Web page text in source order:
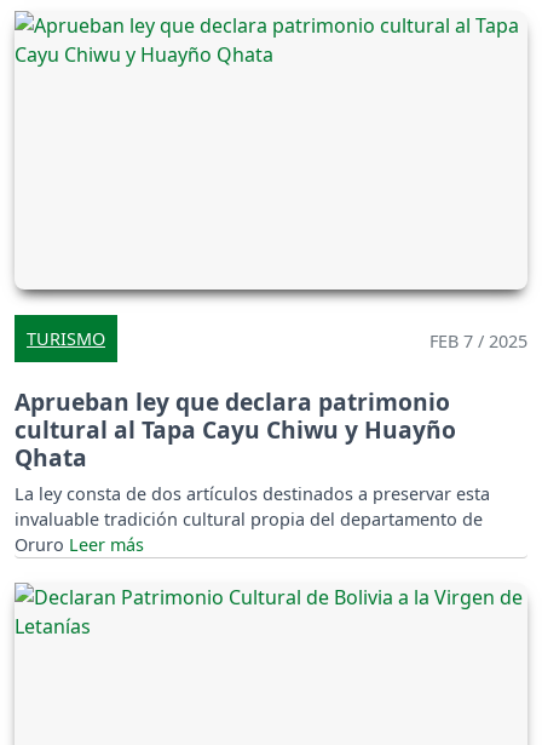
TURISMO FEB 7 / 2025
Aprueban ley que declara patrimonio
cultural al Tapa Cayu Chiwu y Huayño
Qhata
La ley consta de dos artículos destinados a preservar esta
invaluable tradición cultural propia del departamento de
Oruro